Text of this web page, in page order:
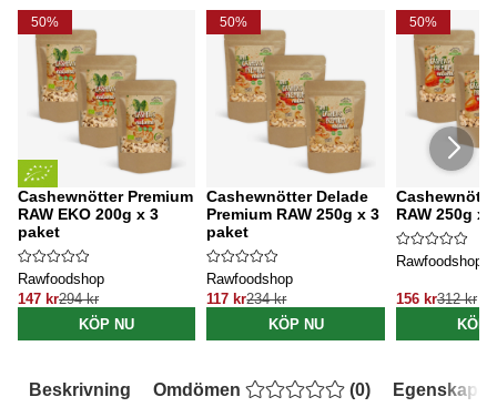
50%
Cashewnötter Premium
RAW EKO 200g x 3
paket
Rawfoodshop
147 kr294 kr
KÖP NU
50%
Cashewnötter Delade
Premium RAW 250g x 3
paket
Rawfoodshop
117 kr234 kr
KÖP NU
50%
RAW 250g x
Rawfoodshop
156 kr312 kr
KÖP
Beskrivning Omdömen (0) Egenskaper